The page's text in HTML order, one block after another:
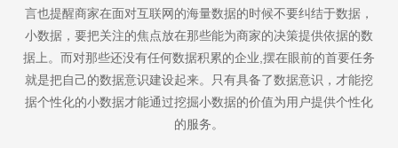
言也提醒商家在面对互联网的海量数据的时候不要纠结于数据，
小数据，要把关注的焦点放在那些能为商家的决策提供依据的数
据上。而对那些还没有任何数据积累的企业,摆在眼前的首要任务
就是把自己的数据意识建设起来。只有具备了数据意识，才能挖
据个性化的小数据才能通过挖掘小数据的价值为用户提供个性化
的服务。